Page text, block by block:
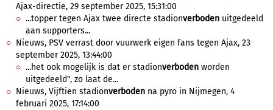
Ajax-directie, 29 september 2025, 15:31:00
...topper tegen Ajax twee directe stadionverboden uitgedeeld
aan supporters...
Nieuws, PSV verrast door vuurwerk eigen fans tegen Ajax, 23
september 2025, 13:44:00
...het ook mogelijk is dat er stadionverboden worden
uitgedeeld", zo laat de...
Nieuws, Vijftien stadionverboden na pyro in Nijmegen, 4
februari 2025, 17:14:00